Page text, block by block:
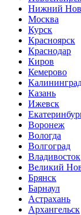
Нижний
Москва
Курск
Красноярск
Краснодар
Киров
Кемерово
Казань
Ижевск
Воронеж
Вологда
Волгоград
Владивосток
Великий
Брянск
Барнаул
Астрахань
Архангельск